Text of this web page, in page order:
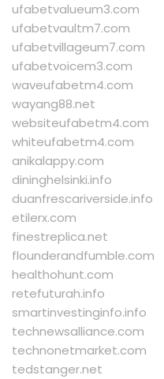
ufabetvalueum3.com
ufabetvaultm7.com
ufabetvillageum7.com
ufabetvoicem3.com
waveufabetm4.com
wayang88.net
websiteufabetm4.com
whiteufabetm4.com
anikalappy.com
dininghelsinki.info
duanfrescariverside.info
etilerx.com
finestreplica.net
flounderandfumble.com
healthohunt.com
retefuturah.info
smartinvestinginfo.info
technewsalliance.com
technonetmarket.com
tedstanger.net